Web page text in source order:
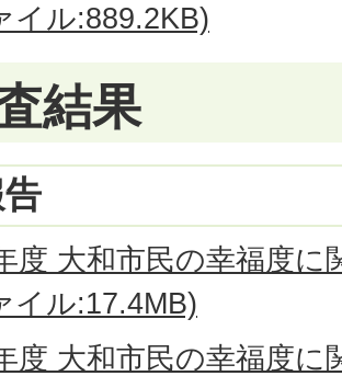
イル:889.2KB)
結果
度 大和市民の幸福度に
イル:17.4MB)
度 大和市民の幸福度に